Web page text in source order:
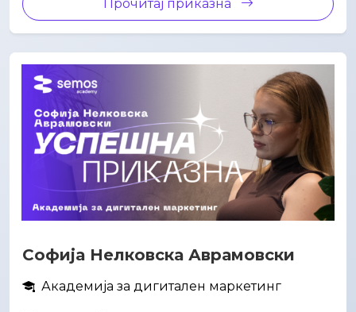
и и добиј персонализирана
препорака.
Започни Кариерен Квиз